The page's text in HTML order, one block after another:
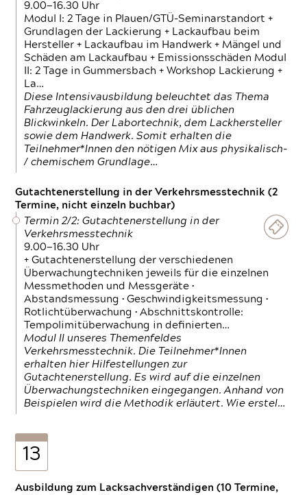
9.00—16.30 Uhr
Modul I: 2 Tage in Plauen/GTÜ-Seminarstandort +
Grundlagen der Lackierung + Lackaufbau beim
Hersteller + Lackaufbau im Handwerk + Mängel und
Schäden am Lackaufbau + Emissionsschäden Modul
II: 2 Tage in Gummersbach + Workshop Lackierung +
La…
Diese Intensivausbildung beleuchtet das Thema
Fahrzeuglackierung aus den drei üblichen
Blickwinkeln. Der Labortechnik, dem Lackhersteller
sowie dem Handwerk. Somit erhalten die
Teilnehmer*Innen den nötigen Mix aus physikalisch-
/ chemischem Grundlage…
Gutachtenerstellung in der Verkehrsmesstechnik (2
Termine, nicht einzeln buchbar)
Termin 2/2: Gutachtenerstellung in der
Verkehrsmesstechnik
9.00—16.30 Uhr
+ Gutachtenerstellung der verschiedenen
Überwachungtechniken jeweils für die einzelnen
Messmethoden und Messgeräte •
Abstandsmessung • Geschwindigkeitsmessung •
Rotlichtüberwachung • Abschnittskontrolle:
Tempolimitüberwachung in definierten…
Modul II unseres Themenfeldes
Verkehrsmesstechnik. Die Teilnehmer*Innen
erhalten hier Hilfestellungen zur
Gutachtenerstellung. Es wird auf die einzelnen
Überwachungstechniken eingegangen. Anhand von
Beispielen wird die Methodik erläutert. Wie erstel…
13
Ausbildung zum Lacksachverständigen (10 Termine,